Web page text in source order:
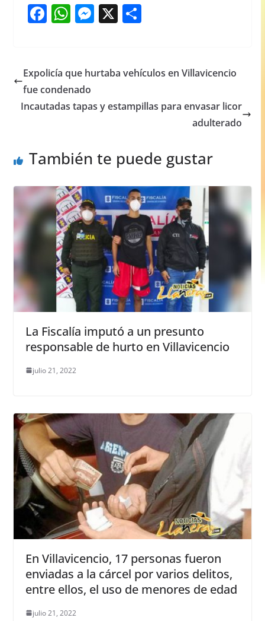
F
e
b
o
W
s
A
p
M
e
g
X S
e
Expolicía que hurtaba vehículos en Villavicencio
fue condenado
Incautadas tapas y estampillas para envasar licor
adulterado
También te puede gustar
La Fiscalía imputó a un presunto
responsable de hurto en Villavicencio
julio 21, 2022
En Villavicencio, 17 personas fueron
enviadas a la cárcel por varios delitos,
entre ellos, el uso de menores de edad
julio 21, 2022